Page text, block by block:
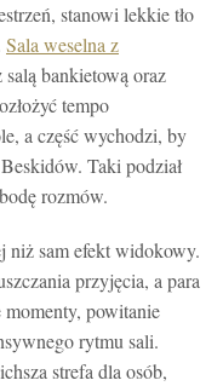
stanowi lekkie tło
Sala weselna z
salą bankietową oraz
tempo
a część wychodzi, by
Taki podział
rozmów.
niż sam efekt widokowy.
przyjęcia, a para
momenty, powitanie
rytmu sali.
strefa dla osób,